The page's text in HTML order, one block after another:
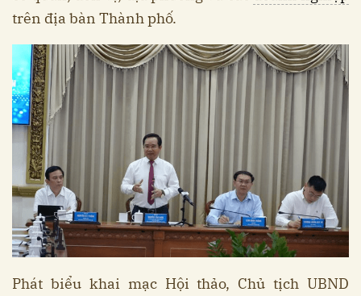
trên địa bàn Thành phố.
Phát biểu khai mạc Hội thảo, Chủ tịch UBND